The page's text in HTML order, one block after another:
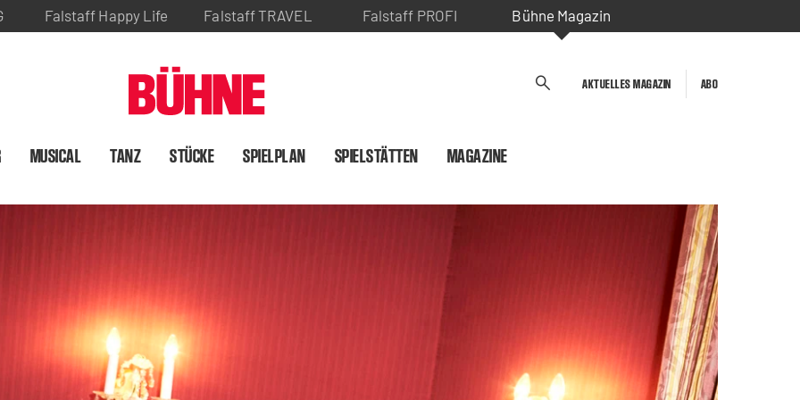
Falstaff Happy Life Falstaff TRAVEL Falstaff PROFI Bühne Magazin
AKTUELLES MAGAZIN ABO
MUSICAL TANZ STÜCKE SPIELPLAN SPIELSTÄTTEN MAGAZINE